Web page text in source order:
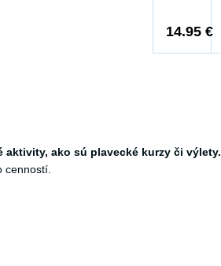
14.95 €
ako sú plavecké kurzy či výlety.
cenností.